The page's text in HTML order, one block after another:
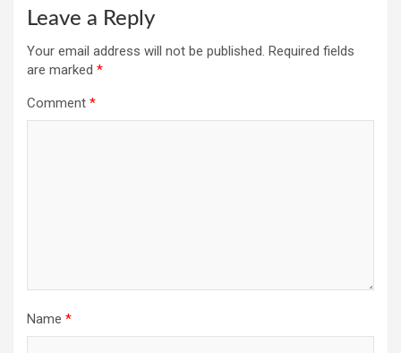
Leave a Reply
Your email address will not be published. Required fields
are marked *
Comment *
Name *